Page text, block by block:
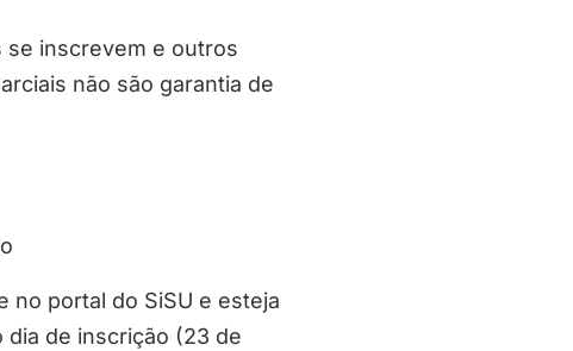
se inscrevem e outros
não são garantia de
no portal do SiSU e esteja
de inscrição (23 de